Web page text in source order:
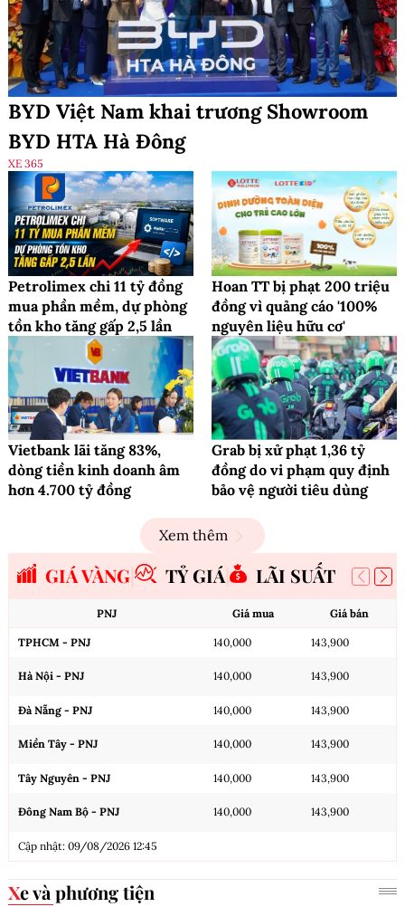
BYD Việt Nam khai trương Showroom
BYD HTA Hà Đông
XE 365
Petrolimex chi 11 tỷ đồng
mua phần mềm, dự phòng
tồn kho tăng gấp 2,5 lần
Hoan TT bị phạt 200 triệu
đồng vì quảng cáo '100%
nguyên liệu hữu cơ'
Vietbank lãi tăng 83%,
dòng tiền kinh doanh âm
hơn 4.700 tỷ đồng
Grab bị xử phạt 1,36 tỷ
đồng do vi phạm quy định
bảo vệ người tiêu dùng
Xem thêm
GIÁ VÀNG TỶ GIÁ LÃI SUẤT
PNJ Giá mua Giá bán
TPHCM - PNJ 140,000 143,900
Hà Nội - PNJ 140,000 143,900
Đà Nẵng - PNJ 140,000 143,900
Miền Tây - PNJ 140,000 143,900
Tây Nguyên - PNJ 140,000 143,900
Đông Nam Bộ - PNJ 140,000 143,900
Cập nhật: 09/08/2026 12:45
Xe và phương tiện